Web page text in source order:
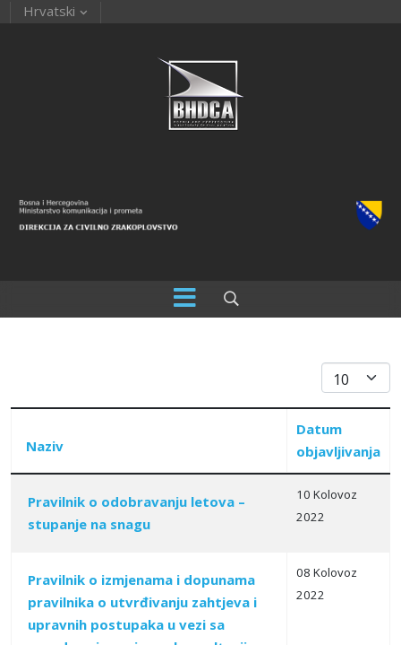
Hrvatski
Prikaz #
Articles
Naziv
Datum
objavljivanja
Pravilnik o odobravanju letova –
stupanje na snagu
10 Kolovoz
2022
Pravilnik o izmjenama i dopunama
pravilnika o utvrđivanju zahtjeva i
upravnih postupaka u vezi sa
08 Kolovoz
2022